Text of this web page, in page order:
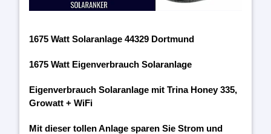
1675 Watt Solaranlage 44329 Dortmund
1675 Watt Eigenverbrauch Solaranlage
Eigenverbrauch Solaranlage mit Trina Honey 335,
Growatt + WiFi
Mit dieser tollen Anlage sparen Sie Strom und